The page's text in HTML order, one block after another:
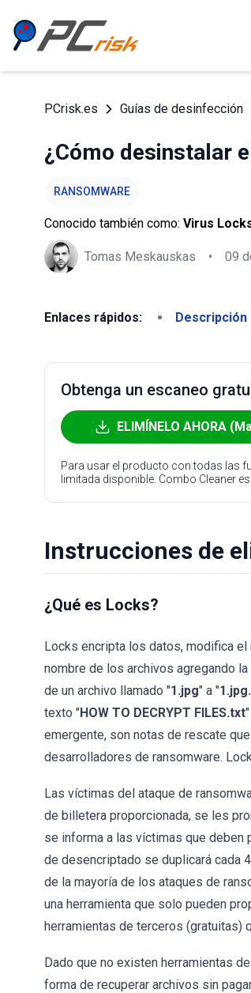
PCrisk.es Guías de desinfección
¿Cómo desinstalar
RANSOMWARE
Conocido también como: Virus
Tomas Meskauskas • 09
Enlaces rápidos: Descripción
Obtenga un escaneo
ELIMÍNELO AHORA
Para usar el producto con todas las
limitada disponible. Combo Cleaner
Instrucciones de
¿Qué es Locks?
Locks encripta los datos, modifica
nombre de los archivos agregando
de un archivo llamado "1.jpg" a "
texto "HOW TO DECRYPT FILES.txt
emergente, son notas de rescate
desarrolladores de ransomware.
Las víctimas del ataque de
de billetera proporcionada, se les
se informa a las víctimas que deben
de desencriptado se duplicará cada
de la mayoría de los ataques de
una herramienta que solo pueden
herramientas de terceros (gratuitas)
Dado que no existen herramientas
forma de recuperar archivos sin